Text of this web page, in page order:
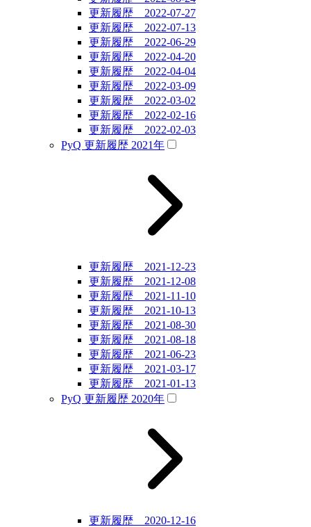
更新履歴 2022-07-27
更新履歴 2022-07-13
更新履歴 2022-06-29
更新履歴 2022-04-20
更新履歴 2022-04-04
更新履歴 2022-03-09
更新履歴 2022-03-02
更新履歴 2022-02-16
更新履歴 2022-02-03
PyQ 更新履歴 2021年
更新履歴 2021-12-23
更新履歴 2021-12-08
更新履歴 2021-11-10
更新履歴 2021-10-13
更新履歴 2021-08-30
更新履歴 2021-08-18
更新履歴 2021-06-23
更新履歴 2021-03-17
更新履歴 2021-01-13
PyQ 更新履歴 2020年
更新履歴 2020-12-16